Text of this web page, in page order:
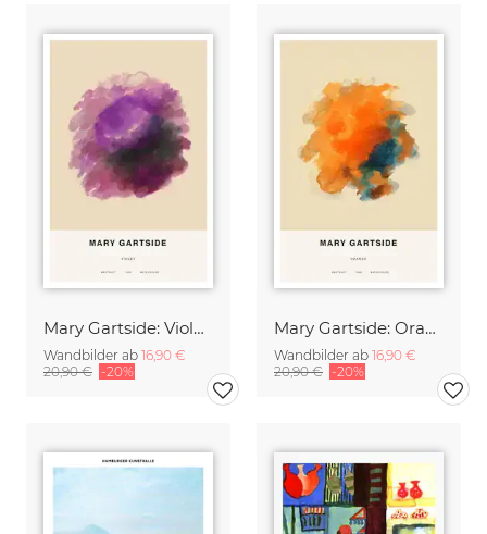
Mary Gartside: Violett
Wandbilder ab 16,90 €
20,90 € -20%
Mary Gartside: Orange
Wandbilder ab 16,90 €
20,90 € -20%